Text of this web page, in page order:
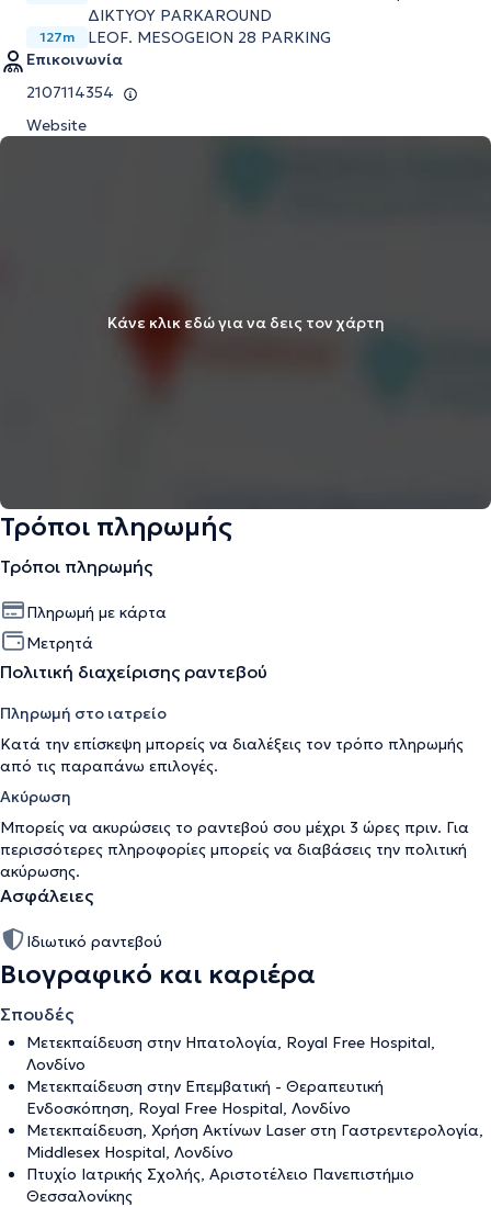
ΔΙΚΤΥΟΥ PARKAROUND
127m
LEOF. MESOGEION 28 PARKING
Επικοινωνία
2107114354
Website
Κάνε κλικ εδώ για να δεις τον χάρτη
Τρόποι πληρωμής
Τρόποι πληρωμής
Πληρωμή με κάρτα
Μετρητά
Πολιτική διαχείρισης ραντεβού
Πληρωμή στο ιατρείο
Κατά την επίσκεψη μπορείς να διαλέξεις τον τρόπο πληρωμής
από τις παραπάνω επιλογές.
Ακύρωση
Μπορείς να ακυρώσεις το ραντεβού σου μέχρι 3 ώρες πριν. Για
περισσότερες πληροφορίες μπορείς να διαβάσεις την πολιτική
ακύρωσης.
Ασφάλειες
Ιδιωτικό ραντεβού
Βιογραφικό και καριέρα
Σπουδές
Mετεκπαίδευση στην Ηπατολογία, Royal Free Hospital,
Λονδίνο
Mετεκπαίδευση στην Επεμβατική - Θεραπευτική
Ενδοσκόπηση, Royal Free Hospital, Λονδίνο
Mετεκπαίδευση, Χρήση Ακτίνων Laser στη Γαστρεντερολογία,
Middlesex Hospital, Λονδίνο
Πτυχίο Ιατρικής Σχολής, Αριστοτέλειο Πανεπιστήμιο
Θεσσαλονίκης